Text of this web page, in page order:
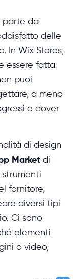
parte da
delle
In Wix Stores,
essere fatta
puoi
a meno
e dover
di design
Market di
strumenti
fornitore,
diversi tipi
Ci sono
elementi
o video,